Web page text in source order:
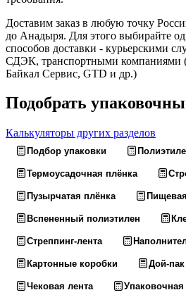
Доставим заказ в любую точку
до Анадыря. Для этого выбирайте
способов доставки - курьерскими
СДЭК, транспортными
Байкал Сервис, GTD и др.)
Подобрать
Калькуляторы других разделов
Подбор упаковки
Термоусадочная плёнка
Пузырчатая плёнка
Вспененный полиэтилен
Стреппинг-лента
Картонные коробки Дой-пак
Чековая лента Упаковочная